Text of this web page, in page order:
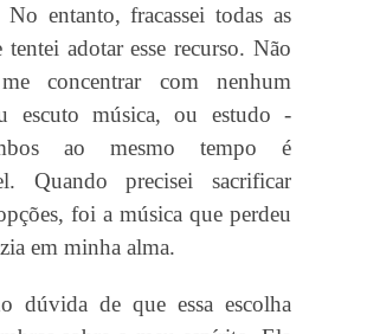
entanto, fracassei todas as
tentei adotar esse recurso. Não
concentrar com nenhum
escuto música, ou estudo -
ao mesmo tempo é
Quando precisei sacrificar
foi a música que perdeu
em minha alma.
dúvida de que essa escolha